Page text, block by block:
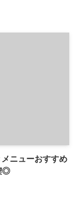
ニューおすすめ
◎